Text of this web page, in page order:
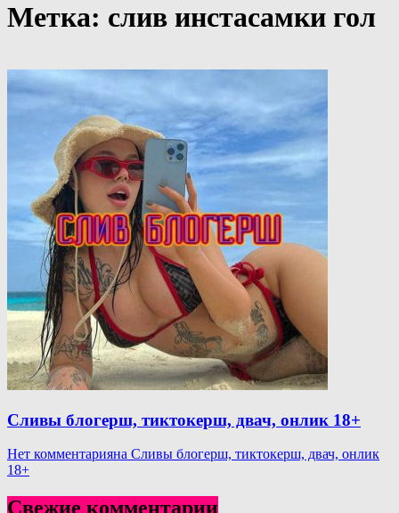
Метка: слив инстасамки гол
Сливы блогерш, тиктокерш, двач, онлик 18+
Нет комментарияна Сливы блогерш, тиктокерш, двач, онлик
18+
Свежие комментарии